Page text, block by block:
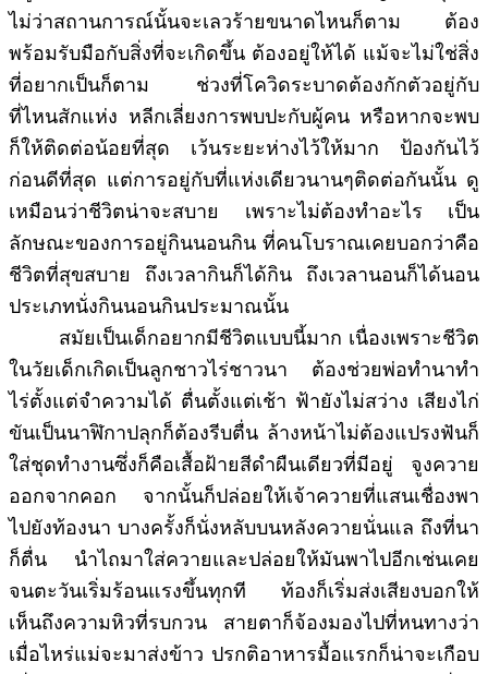
ไม่ว่าสถานการณ์นั้นจะเลวร้ายขนาดไหนก็ตาม ต้อง
พร้อมรับมือกับสิ่งที่จะเกิดขึ้น ต้องอยู่ให้ได้ แม้จะไม่ใช่สิ่ง
ที่อยากเป็นก็ตาม ช่วงที่โควิดระบาดต้องกักตัวอยู่กับ
ที่ไหนสักแห่ง หลีกเลี่ยงการพบปะกับผู้คน หรือหากจะพบ
ก็ให้ติดต่อน้อยที่สุด เว้นระยะห่างไว้ให้มาก ป้องกันไว้
ก่อนดีที่สุด แต่การอยู่กับที่แห่งเดียวนานๆติดต่อกันนั้น ดู
เหมือนว่าชีวิตน่าจะสบาย เพราะไม่ต้องทำอะไร เป็น
ลักษณะของการอยู่กินนอนกิน ที่คนโบราณเคยบอกว่าคือ
ชีวิตที่สุขสบาย ถึงเวลากินก็ได้กิน ถึงเวลานอนก็ได้นอน
ประเภทนั่งกินนอนกินประมาณนั้น
สมัยเป็นเด็กอยากมีชีวิตแบบนี้มาก เนื่องเพราะชีวิต
ในวัยเด็กเกิดเป็นลูกชาวไร่ชาวนา ต้องช่วยพ่อทำนาทำ
ไร่ตั้งแต่จำความได้ ตื่นตั้งแต่เช้า ฟ้ายังไม่สว่าง เสียงไก่
ขันเป็นนาฬิกาปลุกก็ต้องรีบตื่น ล้างหน้าไม่ต้องแปรงฟันก็
ใส่ชุดทำงานซึ่งก็คือเสื้อฝ้ายสีดำผืนเดียวที่มีอยู่ จูงควาย
ออกจากคอก จากนั้นก็ปล่อยให้เจ้าควายที่แสนเชื่องพา
ไปยังท้องนา บางครั้งก็นั่งหลับบนหลังควายนั่นแล ถึงที่นา
ก็ตื่น นำไถมาใส่ควายและปล่อยให้มันพาไปอีกเช่นเคย
จนตะวันเริ่มร้อนแรงขึ้นทุกที ท้องก็เริ่มส่งเสียงบอกให้
เห็นถึงความหิวที่รบกวน สายตาก็จ้องมองไปที่หนทางว่า
เมื่อไหร่แม่จะมาส่งข้าว ปรกติอาหารมื้อแรกก็น่าจะเกือบ